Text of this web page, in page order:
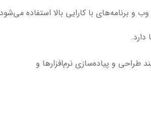
برنامه‌های با کارایی بالا استفاده
طراحی و پیاده‌سازی نرم‌افزارها و